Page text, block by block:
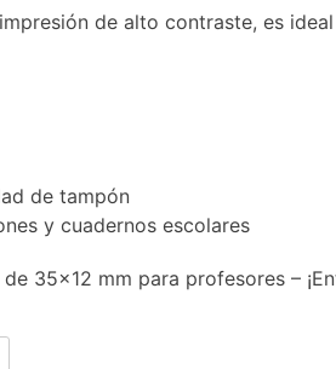
de alto contraste, es
de tampón
y cuadernos escolares
35×12 mm para profesores –